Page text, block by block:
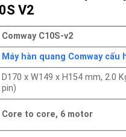
V2
Comway C10S-v2
Máy hàn quang Comway cấu
D170 x W149 x H154 mm, 2.0
pin)
Core to core, 6 motor